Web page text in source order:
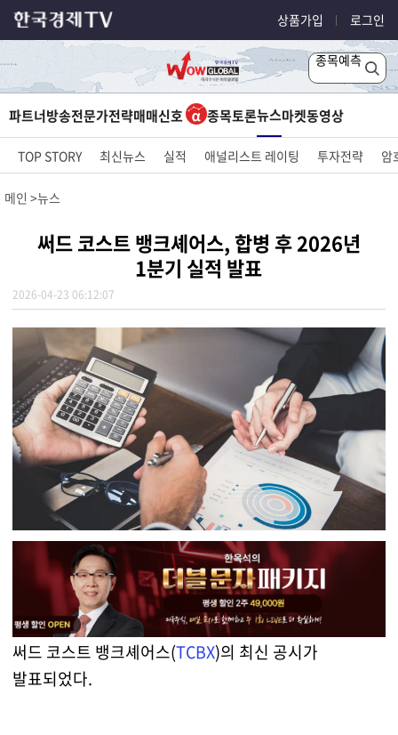
상품가입 로그인
종목예측
파트너방송전문가전략매매신호 종목토론뉴스마켓동영상
TOP STORY 최신뉴스 실적 애널리스트 레이팅 투자전략 암
메인 뉴스
써드 코스트 뱅크셰어스, 합병 후 2026년
1분기 실적 발표
2026-04-23 06:12:07
써드 코스트 뱅크셰어스(TCBX)의 최신 공시가
발표되었다.